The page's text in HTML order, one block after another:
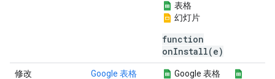
表格
幻灯片
function
onInstall(e)
修改
Google 表格
Google 表格